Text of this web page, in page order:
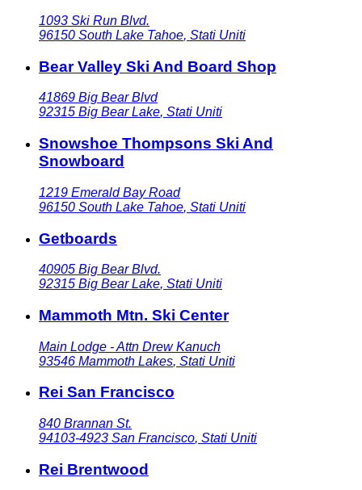
1093 Ski Run Blvd.
96150 South Lake Tahoe, Stati Uniti
Bear Valley Ski And Board Shop
41869 Big Bear Blvd
92315 Big Bear Lake, Stati Uniti
Snowshoe Thompsons Ski And
Snowboard
1219 Emerald Bay Road
96150 South Lake Tahoe, Stati Uniti
Getboards
40905 Big Bear Blvd.
92315 Big Bear Lake, Stati Uniti
Mammoth Mtn. Ski Center
Main Lodge - Attn Drew Kanuch
93546 Mammoth Lakes, Stati Uniti
Rei San Francisco
840 Brannan St.
94103-4923 San Francisco, Stati Uniti
Rei Brentwood